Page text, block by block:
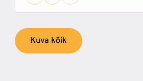
Kuva kõik